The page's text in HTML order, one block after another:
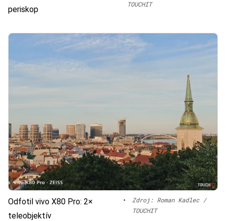
periskop
TOUCHIT
Odfotil vivo X80 Pro: 2×
teleobjektív
•
Zdroj: Roman Kadlec /
TOUCHIT